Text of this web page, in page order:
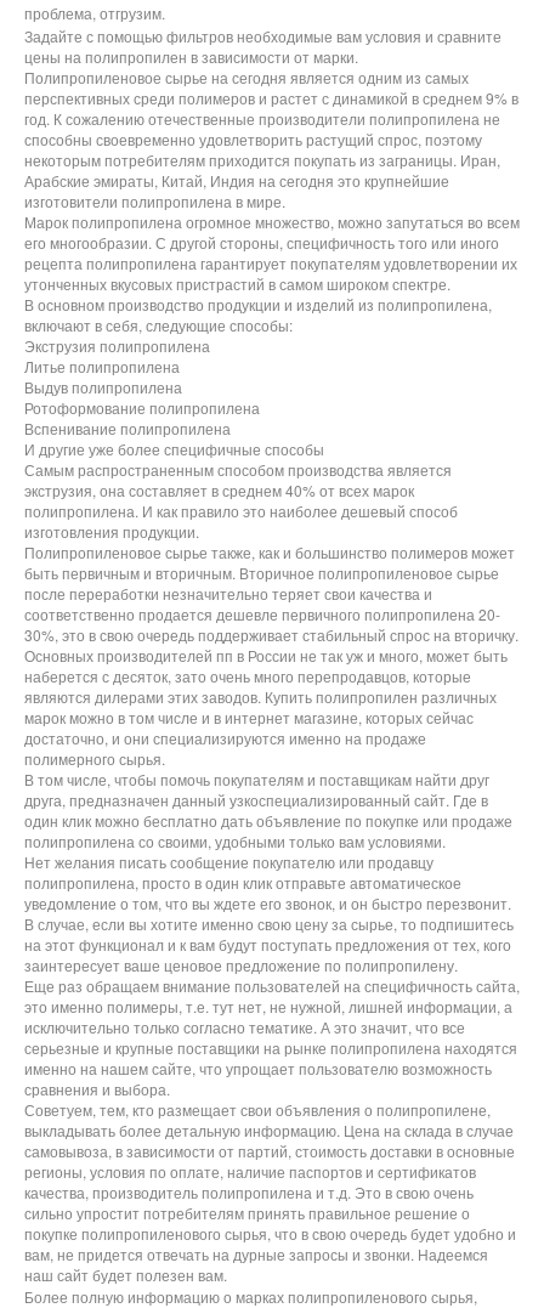
проблема, отгрузим.
Задайте с помощью фильтров необходимые вам условия и сравните
цены на полипропилен в зависимости от марки.
Полипропиленовое сырье на сегодня является одним из самых
перспективных среди полимеров и растет с динамикой в среднем 9% в
год. К сожалению отечественные производители полипропилена не
способны своевременно удовлетворить растущий спрос, поэтому
некоторым потребителям приходится покупать из заграницы. Иран,
Арабские эмираты, Китай, Индия на сегодня это крупнейшие
изготовители полипропилена в мире.
Марок полипропилена огромное множество, можно запутаться во всем
его многообразии. С другой стороны, специфичность того или иного
рецепта полипропилена гарантирует покупателям удовлетворении их
утонченных вкусовых пристрастий в самом широком спектре.
В основном производство продукции и изделий из полипропилена,
включают в себя, следующие способы:
Экструзия полипропилена
Литье полипропилена
Выдув полипропилена
Ротоформование полипропилена
Вспенивание полипропилена
И другие уже более специфичные способы
Самым распространенным способом производства является
экструзия, она составляет в среднем 40% от всех марок
полипропилена. И как правило это наиболее дешевый способ
изготовления продукции.
Полипропиленовое сырье также, как и большинство полимеров может
быть первичным и вторичным. Вторичное полипропиленовое сырье
после переработки незначительно теряет свои качества и
соответственно продается дешевле первичного полипропилена 20-
30%, это в свою очередь поддерживает стабильный спрос на вторичку.
Основных производителей пп в России не так уж и много, может быть
наберется с десяток, зато очень много перепродавцов, которые
являются дилерами этих заводов. Купить полипропилен различных
марок можно в том числе и в интернет магазине, которых сейчас
достаточно, и они специализируются именно на продаже
полимерного сырья.
В том числе, чтобы помочь покупателям и поставщикам найти друг
друга, предназначен данный узкоспециализированный сайт. Где в
один клик можно бесплатно дать объявление по покупке или продаже
полипропилена со своими, удобными только вам условиями.
Нет желания писать сообщение покупателю или продавцу
полипропилена, просто в один клик отправьте автоматическое
уведомление о том, что вы ждете его звонок, и он быстро перезвонит.
В случае, если вы хотите именно свою цену за сырье, то подпишитесь
на этот функционал и к вам будут поступать предложения от тех, кого
заинтересует ваше ценовое предложение по полипропилену.
Еще раз обращаем внимание пользователей на специфичность сайта,
это именно полимеры, т.е. тут нет, не нужной, лишней информации, а
исключительно только согласно тематике. А это значит, что все
серьезные и крупные поставщики на рынке полипропилена находятся
именно на нашем сайте, что упрощает пользователю возможность
сравнения и выбора.
Советуем, тем, кто размещает свои объявления о полипропилене,
выкладывать более детальную информацию. Цена на склада в случае
самовывоза, в зависимости от партий, стоимость доставки в основные
регионы, условия по оплате, наличие паспортов и сертификатов
качества, производитель полипропилена и т.д. Это в свою очень
сильно упростит потребителям принять правильное решение о
покупке полипропиленового сырья, что в свою очередь будет удобно и
вам, не придется отвечать на дурные запросы и звонки. Надеемся
наш сайт будет полезен вам.
Более полную информацию о марках полипропиленового сырья,